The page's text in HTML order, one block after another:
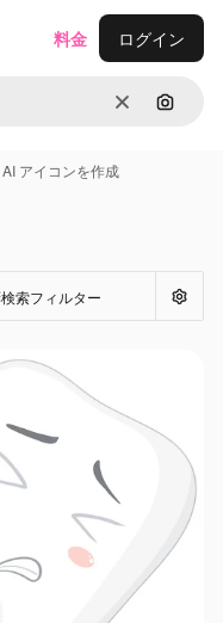
消去 画像で
料金 ログイン
AI アイコンを作成
検索フィルター